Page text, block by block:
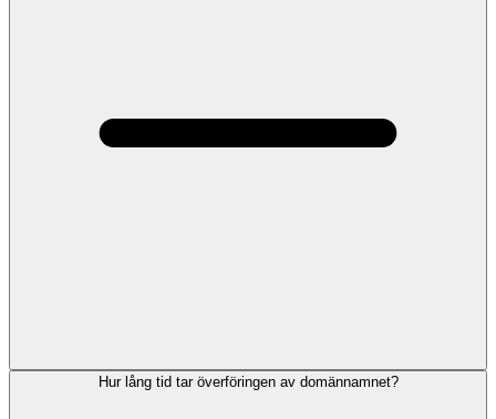
Hur lång tid tar överföringen av domännamnet?